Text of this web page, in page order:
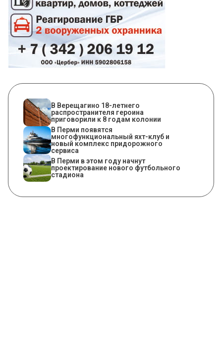
В Верещагино 18-летнего
распространителя героина
приговорили к 8 годам колонии
В Перми появятся
многофункциональный яхт-клуб и
новый комплекс придорожного
сервиса
В Перми в этом году начнут
проектирование нового футбольного
стадиона